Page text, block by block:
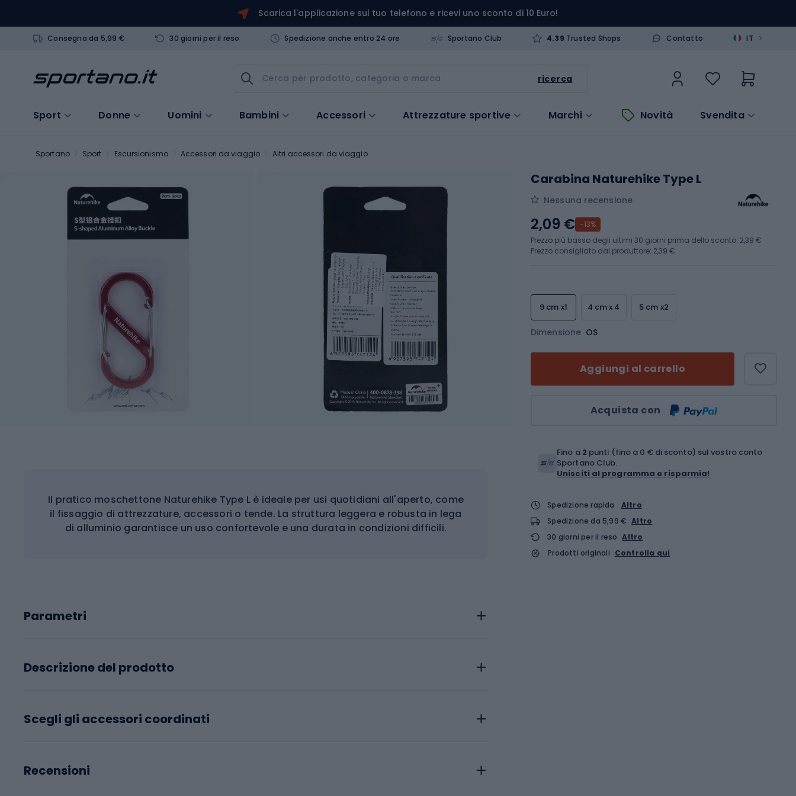
Scarica l'applicazione sul tuo telefono e ricevi uno sconto di 10 Euro!
Consegna da 5,99 € 30 giorni per il reso Spedizione anche entro 24 ore Sportano Club 4.39 Trusted Shops Contatto IT >
ricerca
Sport Donne Uomini Bambini Accessori Attrezzature sportive Marchi Novità Svendita
Sportano Sport Escursionismo Accessori da viaggio Altri accessori da viaggio
Il pratico moschettone Naturehike Type L è ideale per usi quotidiani all'aperto, come
il fissaggio di attrezzature, accessori o tende. La struttura leggera e robusta in lega
di alluminio garantisce un uso confortevole e una durata in condizioni difficili.
Parametri
Descrizione del prodotto
Scegli gli accessori coordinati
Recensioni
Carabina Naturehike Type L
Nessuna recensione
9 cm x1 4 cm x 4 5 cm x2
Dimensione OS
Aggiungi al carrello
Acquista con
2,09 € -13%
Prezzo più basso degli ultimi 30 giorni prima dello sconto: 2,39 €
Prezzo consigliato dal produttore: 2,39 €
Fino a 2 punti (fino a 0 € di sconto) sul vostro conto
Sportano Club.
Unisciti al programma e risparmia!
Spedizione rapida
Altro
Spedizione da 5,99 € Altro
30 giorni per il reso Altro
Prodotti originali Controlla qui